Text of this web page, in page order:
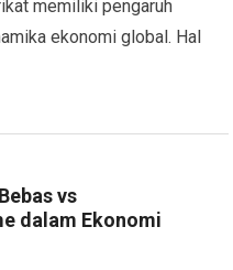
memiliki pengaruh
ekonomi global. Hal
vs
dalam Ekonomi